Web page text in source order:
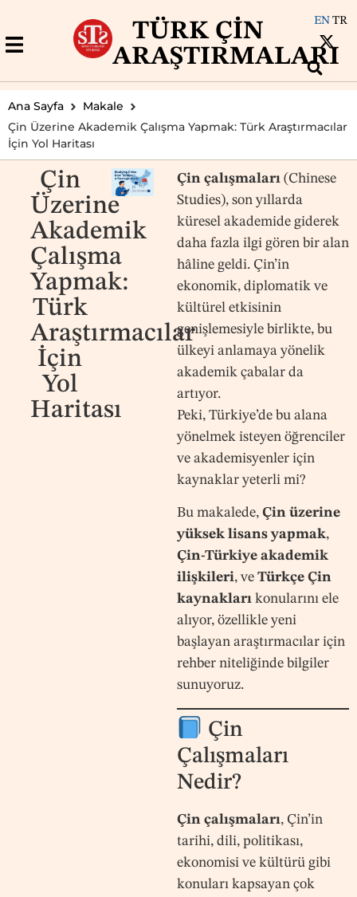
TÜRK ÇIN
ARAŞTIRMALARI
EN TR
Ana Sayfa
Makale
Çin Üzerine Akademik Çalışma Yapmak: Türk Araştırmacılar
İçin Yol Haritası
Çin
Üzerine
Akademik
Çalışma
Yapmak:
Türk
Araştırmacılar
İçin
Yol
Haritası
Çin çalışmaları(Chinese
Studies), son yıllarda
küresel akademide giderek
daha fazla ilgi gören bir alan
hâline geldi. Çin’in
ekonomik, diplomatik ve
kültürel etkisinin
genişlemesiyle birlikte, bu
ülkeyi anlamaya yönelik
akademik çabalar da
artıyor.
Peki, Türkiye’de bu alana
yönelmek isteyen öğrenciler
ve akademisyenler için
kaynaklar yeterli mi?
Bu makalede, Çin üzerine
yüksek lisans yapmak,
Çin-Türkiye akademik
ilişkileri, ve Türkçe Çin
kaynaklarıkonularını ele
alıyor, özellikle yeni
başlayan araştırmacılar için
rehber niteliğinde bilgiler
sunuyoruz.
Çin
Çalışmaları
Nedir?
Çin çalışmaları, Çin’in
tarihi, dili, politikası,
ekonomisi ve kültürü gibi
konuları kapsayan çok